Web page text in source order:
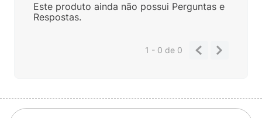
Este produto ainda não possui Perguntas e
Respostas.
1 - 0de 0